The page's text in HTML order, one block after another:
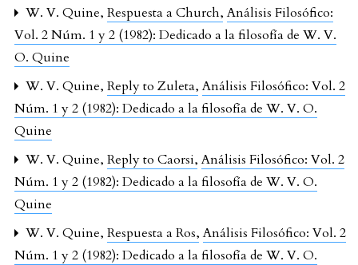
W. V. Quine, Respuesta a Church,Análisis Filosófico:
Vol. 2 Núm. 1 y 2 (1982): Dedicado a la filosofía de W. V.
O. Quine
W. V. Quine, Reply to Zuleta,Análisis Filosófico: Vol. 2
Núm. 1 y 2 (1982): Dedicado a la filosofía de W. V. O.
Quine
W. V. Quine, Reply to Caorsi,Análisis Filosófico: Vol. 2
Núm. 1 y 2 (1982): Dedicado a la filosofía de W. V. O.
Quine
W. V. Quine, Respuesta a Ros,Análisis Filosófico: Vol. 2
Núm. 1 y 2 (1982): Dedicado a la filosofía de W. V. O.